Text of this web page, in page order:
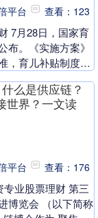
平台 查看：123
7月28日，国家育
布。《实施方案》
，育儿补贴制度自
么是供应链？
世界？一文读
平台 查看：176
业股票理财 第三
博览会 （以下简称